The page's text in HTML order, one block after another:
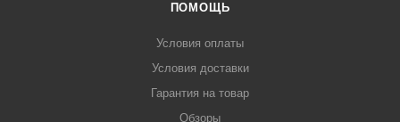
ПОМОЩЬ
Условия оплаты
Условия доставки
Гарантия на товар
Обзоры